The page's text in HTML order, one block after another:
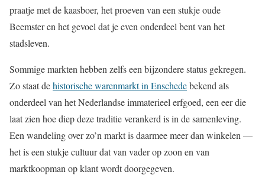
praatje met de kaasboer, het proeven van een stukje oude
Beemster en het gevoel dat je even onderdeel bent van het
stadsleven.
Sommige markten hebben zelfs een bijzondere status gekregen.
Zo staat dehistorische warenmarkt in Enschedebekend als
onderdeel van het Nederlandse immaterieel erfgoed, een eer die
laat zien hoe diep deze traditie verankerd is in de samenleving.
Een wandeling over zo’n markt is daarmee meer dan winkelen —
het is een stukje cultuur dat van vader op zoon en van
marktkoopman op klant wordt doorgegeven.